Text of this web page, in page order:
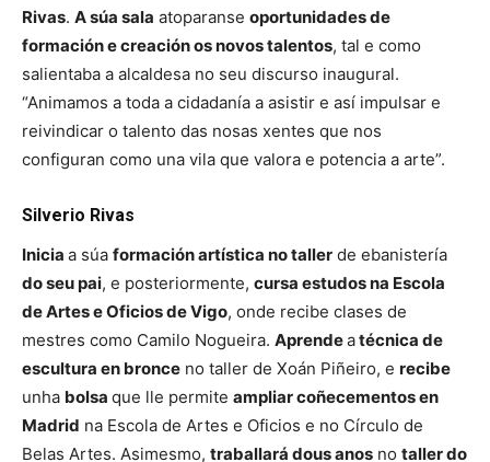
Rivas. A súa sala atoparanse oportunidades de
formación e creación os novos talentos, tal e como
salientaba a alcaldesa no seu discurso inaugural.
“Animamos a toda a cidadanía a asistir e así impulsar e
reivindicar o talento das nosas xentes que nos
configuran como una vila que valora e potencia a arte”.
Silverio Rivas
Inicia a súa formación artística no taller de ebanistería
do seu pai, e posteriormente, cursa estudos na Escola
de Artes e Oficios de Vigo, onde recibe clases de
mestres como Camilo Nogueira. Aprendeatécnica de
escultura en bronce no taller de Xoán Piñeiro, e recibe
unha bolsa que lle permite ampliar coñecementos en
Madrid na Escola de Artes e Oficios e no Círculo de
Belas Artes. Asimesmo, traballará dous anos no taller do